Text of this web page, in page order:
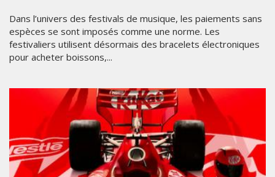
Dans l’univers des festivals de musique, les paiements sans
espèces se sont imposés comme une norme. Les
festivaliers utilisent désormais des bracelets électroniques
pour acheter boissons,...